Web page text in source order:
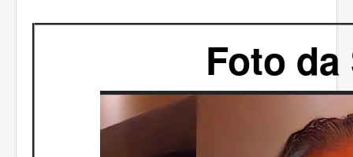
Foto